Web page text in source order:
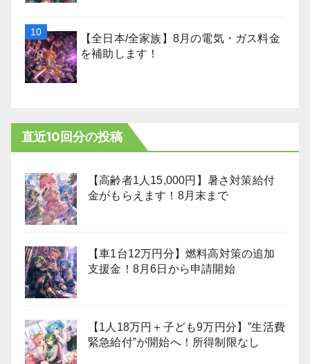
【全日本/全家族】8月の電気・ガス料金
を補助します！
直近10回分の投稿
【高齢者1人15,000円】暑さ対策給付
金がもらえます！8月末まで
【車1台12万円分】燃料高対策の追加
支援金！8月6日から申請開始
【1人18万円＋子ども9万円分】”生活費
緊急給付”が開始へ！所得制限なし